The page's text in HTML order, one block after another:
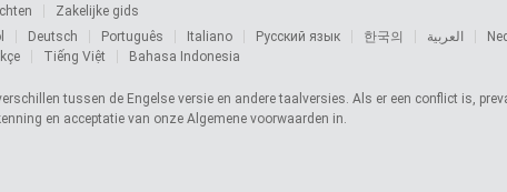
Zakelijke gids
Deutsch Português Italiano Русский язык 한국의 العربية
Tiếng Việt Bahasa Indonesia
tussen de Engelse versie en andere taalversies. Als er een conflict is,
en acceptatie van onze Algemene voorwaarden in.